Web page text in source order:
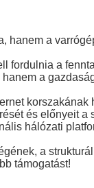
hanem a
fordulnia a
a
korszakának
és előnyeit a
hálózati
a
támogatást!